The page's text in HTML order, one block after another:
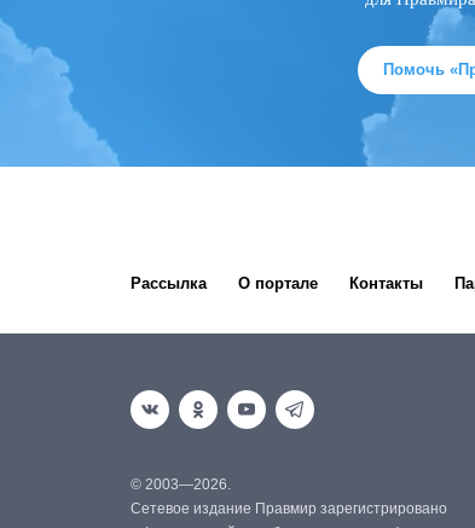
Помочь
Рассылка О портале Контакты
© 2003—2026.
Сетевое издание Правмир зарегистрировано